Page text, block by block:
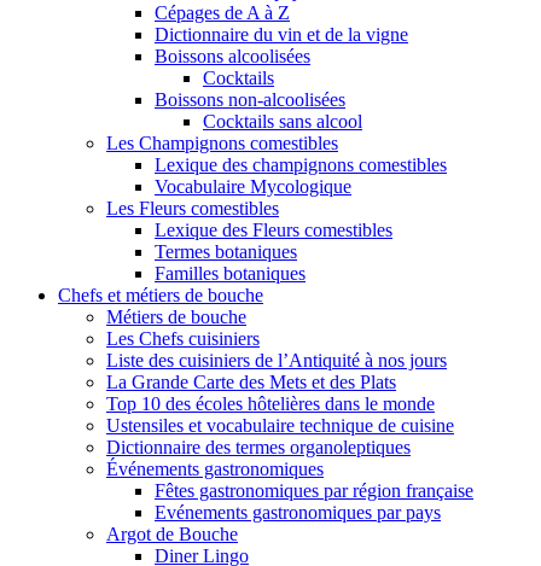
Cépages de A à Z
Dictionnaire du vin et de la vigne
Boissons alcoolisées
Cocktails
Boissons non-alcoolisées
Cocktails sans alcool
Les Champignons comestibles
Lexique des champignons comestibles
Vocabulaire Mycologique
Les Fleurs comestibles
Lexique des Fleurs comestibles
Termes botaniques
Familles botaniques
Chefs et métiers de bouche
Métiers de bouche
Les Chefs cuisiniers
Liste des cuisiniers de l’Antiquité à nos jours
La Grande Carte des Mets et des Plats
Top 10 des écoles hôtelières dans le monde
Ustensiles et vocabulaire technique de cuisine
Dictionnaire des termes organoleptiques
Événements gastronomiques
Fêtes gastronomiques par région française
Evénements gastronomiques par pays
Argot de Bouche
Diner Lingo